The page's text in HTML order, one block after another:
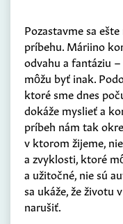
Pozastavme sa
príbehu. Máriino
odvahu a fantáziu
môžu byť inak.
ktoré sme dnes
dokáže myslieť a
príbeh nám tak
v ktorom žijeme,
a zvyklosti, ktoré
a užitočné, nie sú
sa ukáže, že životu
narušiť.